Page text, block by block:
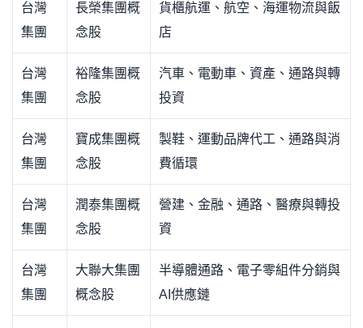
台灣
集團
長榮集團概
念股
貨櫃航運、航空、海運物流與飯
店
台灣
集團
裕隆集團概
念股
汽車、電動車、資產、通路與轉
投資
台灣
集團
寶成集團概
念股
製鞋、運動品牌代工、通路與消
費循環
台灣
集團
潤泰集團概
念股
營建、金融、通路、醫療與轉投
資
台灣
集團
大聯大集團
概念股
半導體通路、電子零組件分銷與
AI供應鏈